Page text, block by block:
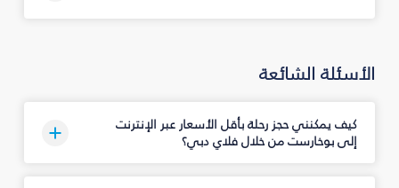
الأسئلة الشائعة
كيف يمكنني حجز رحلة بأقل الأسعار عبر الإنترنت
إلى بوخارست من خلال فلاي دبي؟